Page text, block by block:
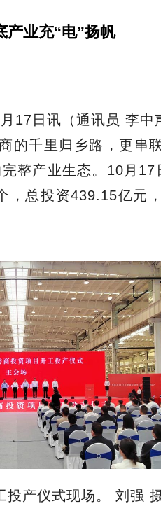
产业充“电”扬帆
17日讯 （通讯员 李中
的千里归乡路，更串
整产业生态。10月17
，总投资439.15亿元
投产仪式现场。 刘强 摄